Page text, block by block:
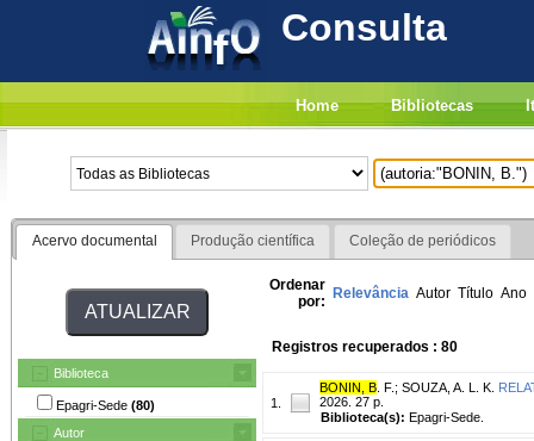
Consulta
Home Bibliotecas
Acervo documental Produção científica Coleção de periódicos
Biblioteca
Epagri-Sede (80)
Autor
Ordenar
por: Relevância Autor Título Ano
Registros recuperados : 80
1.
BONIN, B . F. ; SOUZA, A. L. K.
2026. 27 p.
Biblioteca(s): Epagri-Sede.